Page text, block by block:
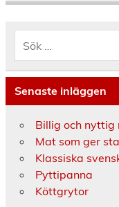
Alternative:
Senaste inläggen
Billig och nyttig
Mat som ger
Klassiska
Pyttipanna
Köttgrytor